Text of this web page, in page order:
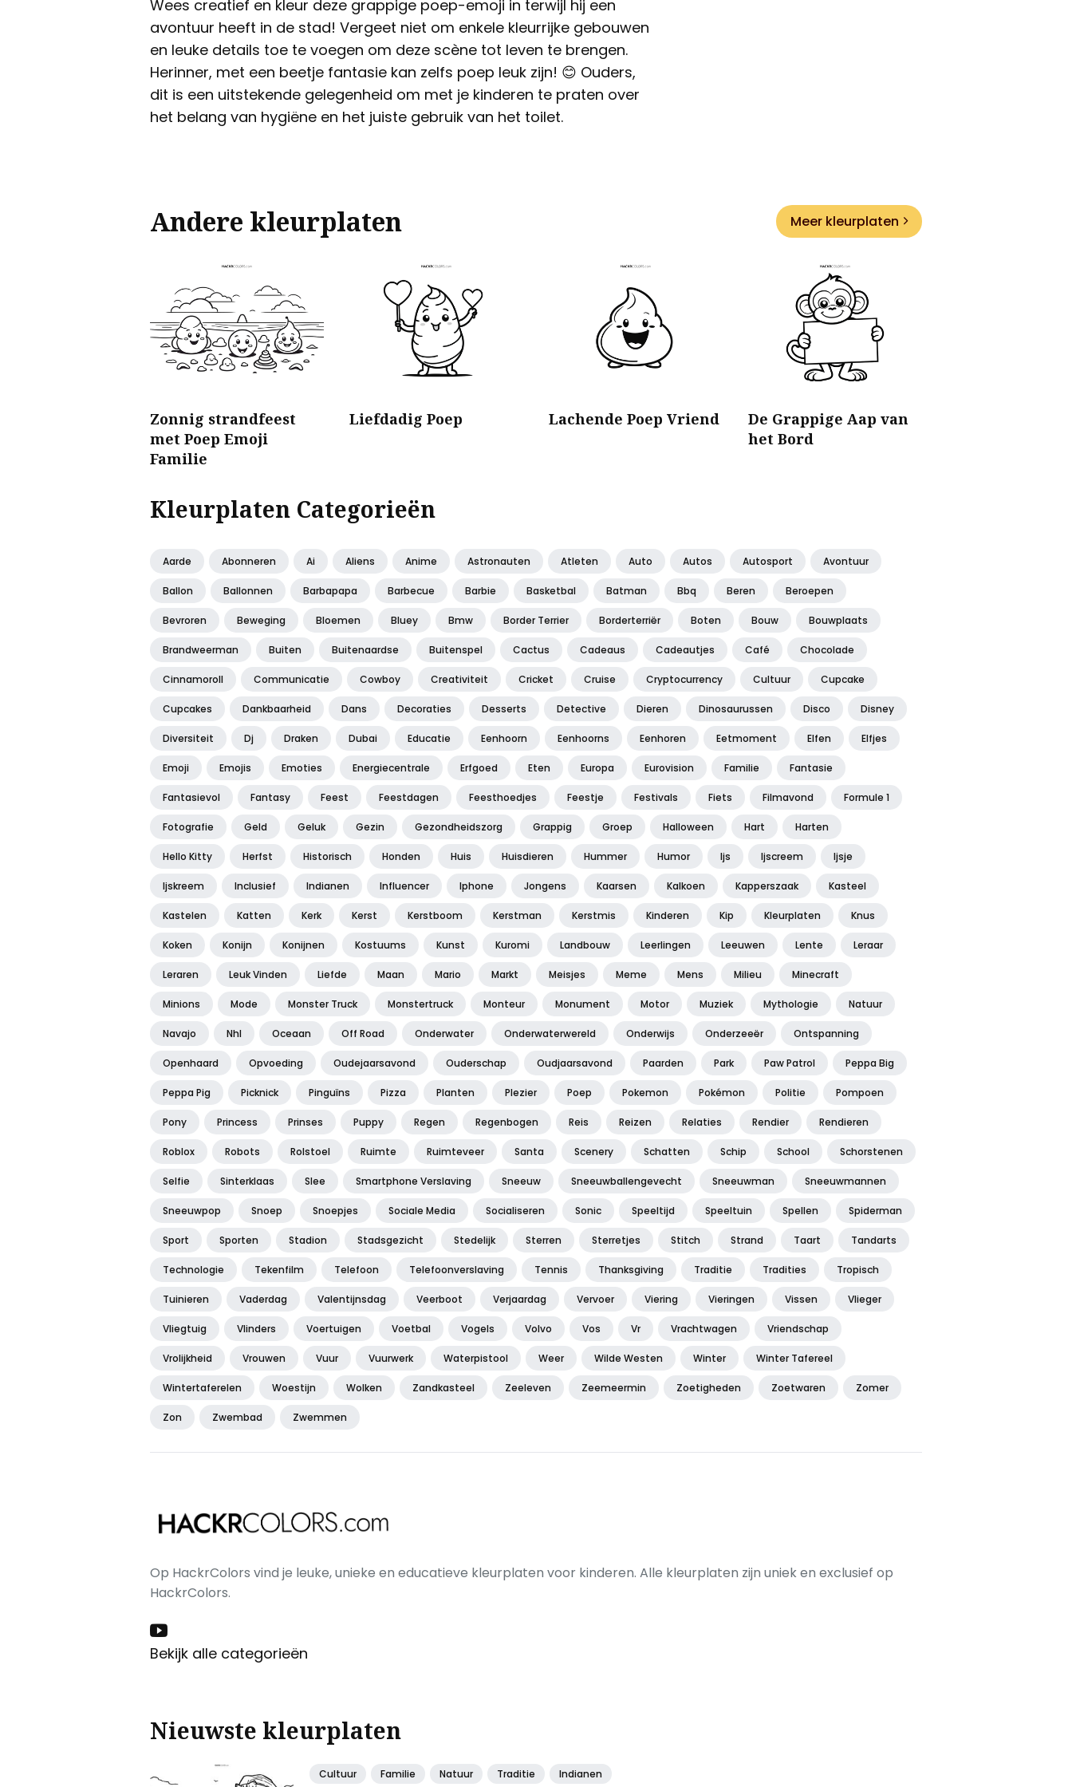
Wees creatief en kleur deze grappige poep-emoji in terwijl hij een
avontuur heeft in de stad! Vergeet niet om enkele kleurrijke gebouwen
en leuke details toe te voegen om deze scène tot leven te brengen.
Herinner, met een beetje fantasie kan zelfs poep leuk zijn! 😊 Ouders,
dit is een uitstekende gelegenheid om met je kinderen te praten over
het belang van hygiëne en het juiste gebruik van het toilet.
Andere kleurplaten Meer kleurplaten
Zonnig strandfeest
met Poep Emoji
Familie
Liefdadig Poep Lachende Poep Vriend
De Grappige Aap van
het Bord
Kleurplaten Categorieën
Aarde Abonneren Ai Aliens Anime Astronauten Atleten Auto Autos Autosport Avontuur
Ballon Ballonnen Barbapapa Barbecue Barbie Basketbal Batman Bbq Beren Beroepen
Bevroren Beweging Bloemen Bluey Bmw Border Terrier Borderterriër Boten Bouw Bouwplaats
Brandweerman Buiten Buitenaardse Buitenspel Cactus Cadeaus Cadeautjes Café Chocolade
Cinnamoroll Communicatie Cowboy Creativiteit Cricket Cruise Cryptocurrency Cultuur Cupcake
Cupcakes Dankbaarheid Dans Decoraties Desserts Detective Dieren Dinosaurussen Disco Disney
Diversiteit Dj Draken Dubai Educatie Eenhoorn Eenhoorns Eenhoren Eetmoment Elfen Elfjes
Emoji Emojis Emoties Energiecentrale Erfgoed Eten Europa Eurovision Familie Fantasie
Fantasievol Fantasy Feest Feestdagen Feesthoedjes Feestje Festivals Fiets Filmavond Formule 1
Fotografie Geld Geluk Gezin Gezondheidszorg Grappig Groep Halloween Hart Harten
Hello Kitty Herfst Historisch Honden Huis Huisdieren Hummer Humor Ijs Ijscreem Ijsje
Ijskreem Inclusief Indianen Influencer Iphone Jongens Kaarsen Kalkoen Kapperszaak Kasteel
Kastelen Katten Kerk Kerst Kerstboom Kerstman Kerstmis Kinderen Kip Kleurplaten Knus
Koken Konijn Konijnen Kostuums Kunst Kuromi Landbouw Leerlingen Leeuwen Lente Leraar
Leraren Leuk Vinden Liefde Maan Mario Markt Meisjes Meme Mens Milieu Minecraft
Minions Mode Monster Truck Monstertruck Monteur Monument Motor Muziek Mythologie Natuur
Navajo Nhl Oceaan Off Road Onderwater Onderwaterwereld Onderwijs Onderzeeër Ontspanning
Openhaard Opvoeding Oudejaarsavond Ouderschap Oudjaarsavond Paarden Park Paw Patrol Peppa Big
Peppa Pig Picknick Pinguïns Pizza Planten Plezier Poep Pokemon Pokémon Politie Pompoen
Pony Princess Prinses Puppy Regen Regenbogen Reis Reizen Relaties Rendier Rendieren
Roblox Robots Rolstoel Ruimte Ruimteveer Santa Scenery Schatten Schip School Schorstenen
Selfie Sinterklaas Slee Smartphone Verslaving Sneeuw Sneeuwballengevecht Sneeuwman Sneeuwmannen
Sneeuwpop Snoep Snoepjes Sociale Media Socialiseren Sonic Speeltijd Speeltuin Spellen Spiderman
Sport Sporten Stadion Stadsgezicht Stedelijk Sterren Sterretjes Stitch Strand Taart Tandarts
Technologie Tekenfilm Telefoon Telefoonverslaving Tennis Thanksgiving Traditie Tradities Tropisch
Tuinieren Vaderdag Valentijnsdag Veerboot Verjaardag Vervoer Viering Vieringen Vissen Vlieger
Vliegtuig Vlinders Voertuigen Voetbal Vogels Volvo Vos Vr Vrachtwagen Vriendschap
Vrolijkheid Vrouwen Vuur Vuurwerk Waterpistool Weer Wilde Westen Winter Winter Tafereel
Wintertaferelen Woestijn Wolken Zandkasteel Zeeleven Zeemeermin Zoetigheden Zoetwaren Zomer
Zon Zwembad Zwemmen
Op HackrColors vind je leuke, unieke en educatieve kleurplaten voor kinderen. Alle kleurplaten zijn uniek en exclusief op
HackrColors.
Bekijk alle categorieën
Nieuwste kleurplaten
Cultuur Familie Natuur Traditie Indianen